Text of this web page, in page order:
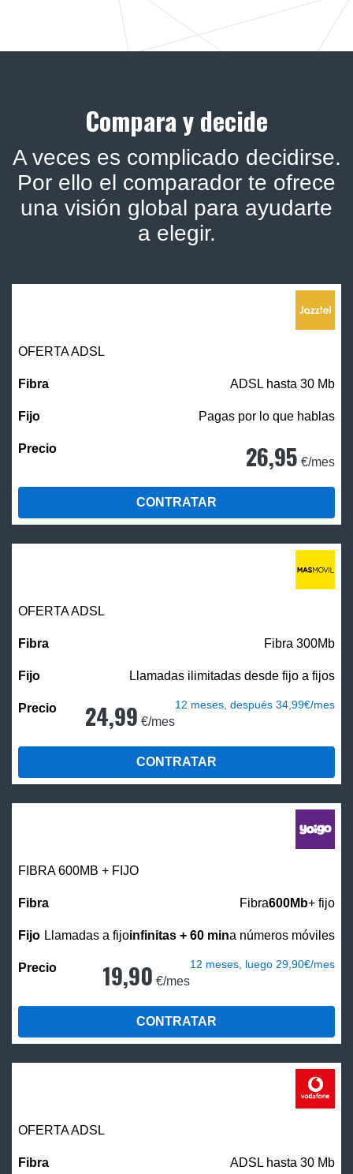
Compara y decide
A veces es complicado decidirse.
Por ello el comparador te ofrece
una visión global para ayudarte
a elegir.
OFERTA ADSL
ADSL hasta 30 Mb
Pagas por lo que hablas
26,95 €/mes
CONTRATAR
OFERTA ADSL
Fibra 300Mb
Llamadas ilimitadas desde fijo a fijos
24,99 €/mes
12 meses, después 34,99€/mes
CONTRATAR
FIBRA 600MB + FIJO
Fibra600Mb+ fijo
Llamadas a fijoinfinitas + 60 mina números móviles
19,90 €/mes
12 meses, luego 29,90€/mes
CONTRATAR
OFERTA ADSL
ADSL hasta 30 Mb